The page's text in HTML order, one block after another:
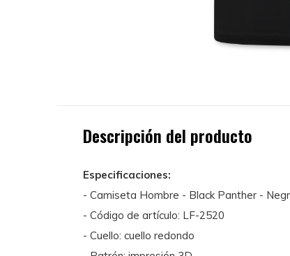
Descripción del producto
Especificaciones:
- Camiseta Hombre - Black Panther -
- Código de artículo: LF-2520
- Cuello: cuello redondo